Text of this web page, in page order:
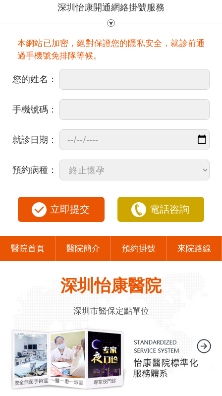
深圳怡康開通網絡掛號服務
本網站已加密，絕對保證您的隱私安全，就診前通
過手機號免排隊等候。
您的姓名：
手機號碼：
就診日期：
預約病種：
立即提交 電話咨詢
醫院首頁 醫院簡介 預約掛號 來院路線
深圳怡康醫院
深圳市醫保定點單位